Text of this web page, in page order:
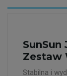
SunSun
Zestaw
Stabilna i